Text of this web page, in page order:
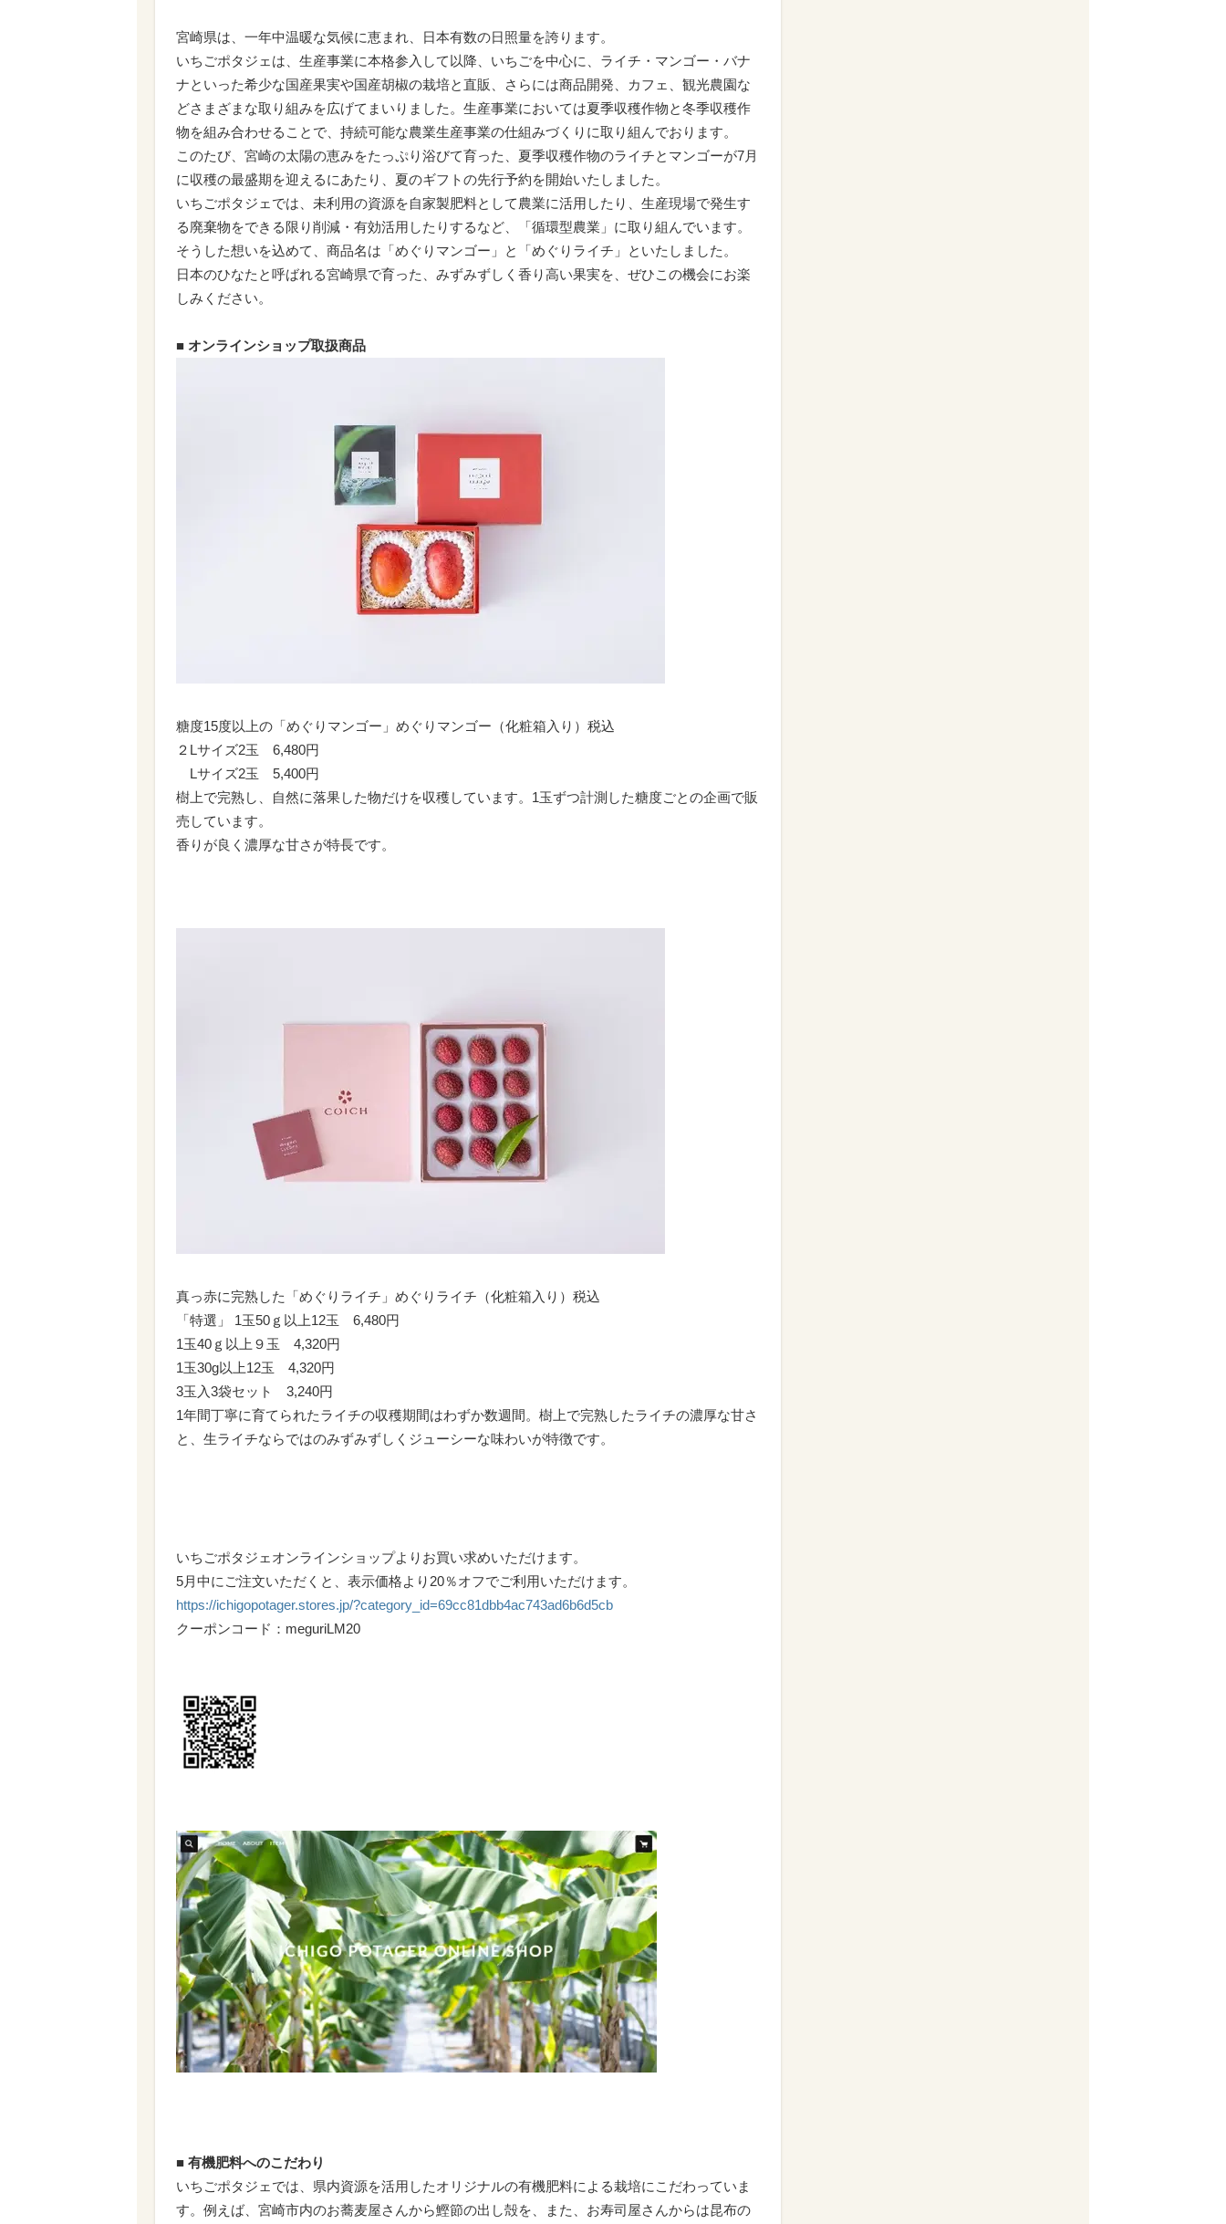
宮崎県は、一年中温暖な気候に恵まれ、日本有数の日照量を誇ります。
いちごポタジェは、生産事業に本格参入して以降、いちごを中心に、ライチ・マンゴー・バナ
ナといった希少な国産果実や国産胡椒の栽培と直販、さらには商品開発、カフェ、観光農園な
どさまざまな取り組みを広げてまいりました。生産事業においては夏季収穫作物と冬季収穫作
物を組み合わせることで、持続可能な農業生産事業の仕組みづくりに取り組んでおります。
このたび、宮崎の太陽の恵みをたっぷり浴びて育った、夏季収穫作物のライチとマンゴーが7月
に収穫の最盛期を迎えるにあたり、夏のギフトの先行予約を開始いたしました。
いちごポタジェでは、未利用の資源を自家製肥料として農業に活用したり、生産現場で発生す
る廃棄物をできる限り削減・有効活用したりするなど、「循環型農業」に取り組んでいます。
そうした想いを込めて、商品名は「めぐりマンゴー」と「めぐりライチ」といたしました。
日本のひなたと呼ばれる宮崎県で育った、みずみずしく香り高い果実を、ぜひこの機会にお楽
しみください。
■ オンラインショップ取扱商品
糖度15度以上の「めぐりマンゴー」めぐりマンゴー（化粧箱入り）税込
２Lサイズ2玉 6,480円
Lサイズ2玉 5,400円
樹上で完熟し、自然に落果した物だけを収穫しています。1玉ずつ計測した糖度ごとの企画で販
売しています。
香りが良く濃厚な甘さが特長です。
真っ赤に完熟した「めぐりライチ」めぐりライチ（化粧箱入り）税込
「特選」 1玉50ｇ以上12玉 6,480円
1玉40ｇ以上９玉 4,320円
1玉30g以上12玉 4,320円
3玉入3袋セット 3,240円
1年間丁寧に育てられたライチの収穫期間はわずか数週間。樹上で完熟したライチの濃厚な甘さ
と、生ライチならではのみずみずしくジューシーな味わいが特徴です。
いちごポタジェオンラインショップよりお買い求めいただけます。
5月中にご注文いただくと、表示価格より20％オフでご利用いただけます。
https://ichigopotager.stores.jp/?category_id=69cc81dbb4ac743ad6b6d5cb
クーポンコード：meguriLM20
■ 有機肥料へのこだわり
いちごポタジェでは、県内資源を活用したオリジナルの有機肥料による栽培にこだわっていま
す。例えば、宮崎市内のお蕎麦屋さんから鰹節の出し殻を、また、お寿司屋さんからは昆布の